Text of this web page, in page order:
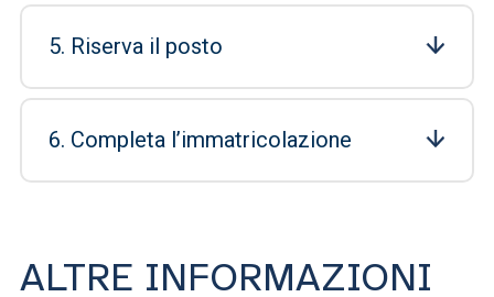
5. Riserva il posto
6. Completa l’immatricolazione
ALTRE INFORMAZIONI